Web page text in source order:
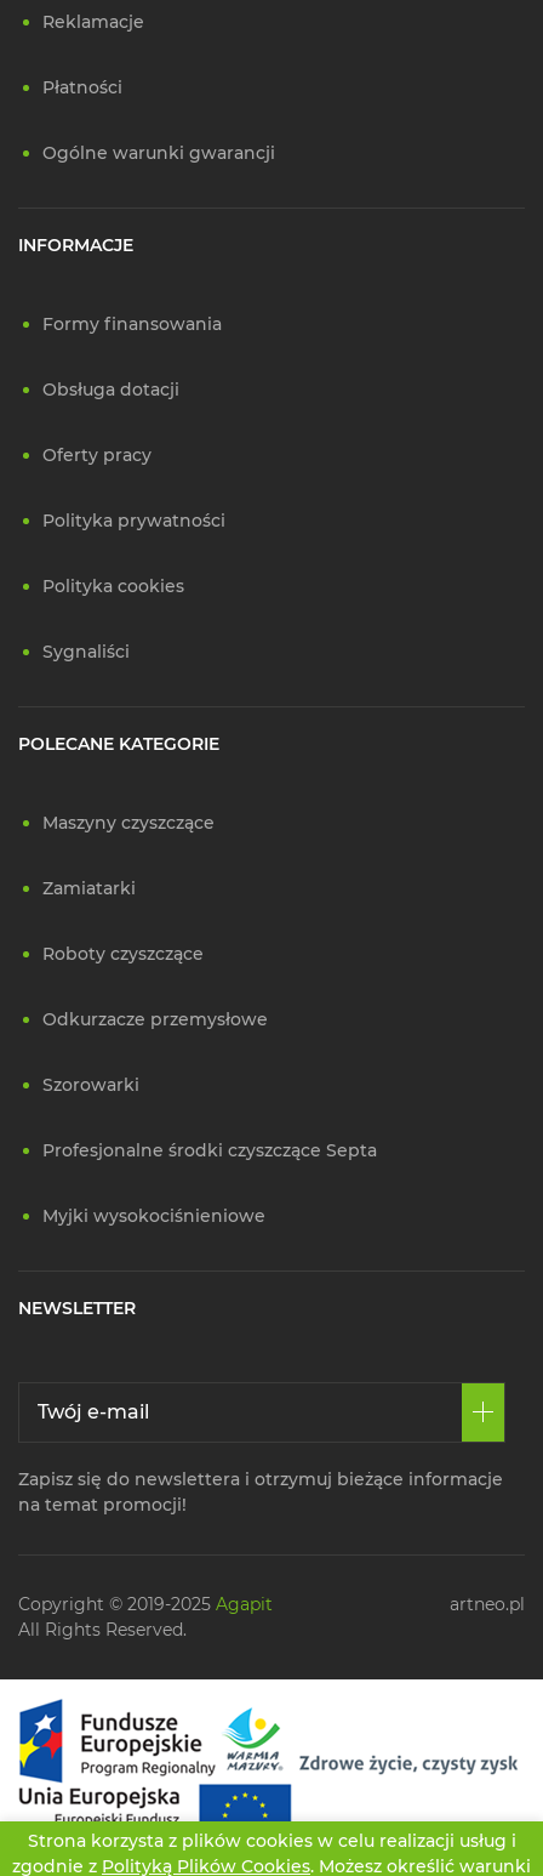
Strona korzysta z plików cookies w celu realizacji usług i
zgodnie z Polityką Plików Cookies. Możesz określić warunki
Reklamacje
Płatności
Ogólne warunki gwarancji
INFORMACJE
Formy finansowania
Obsługa dotacji
Oferty pracy
Polityka prywatności
Polityka cookies
Sygnaliści
POLECANE KATEGORIE
Maszyny czyszczące
Zamiatarki
Roboty czyszczące
Odkurzacze przemysłowe
Szorowarki
Profesjonalne środki czyszczące Septa
Myjki wysokociśnieniowe
NEWSLETTER
Zapisz się do newslettera i otrzymuj bieżące informacje
na temat promocji!
Copyright © 2019-2025 Agapit
All Rights Reserved.
artneo.pl